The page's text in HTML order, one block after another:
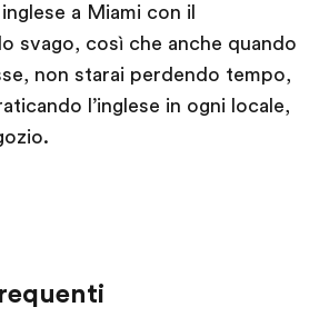
a Miami con il
svago, così che anche quando
non starai perdendo tempo,
l’inglese in ogni locale,